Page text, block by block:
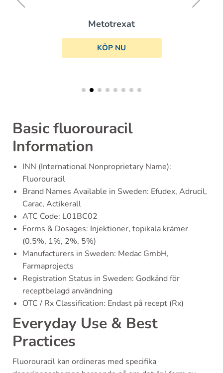
Basic fluorouracil
Information
INN (International Nonproprietary Name):
Fluorouracil
Brand Names Available in Sweden: Efudex, Adrucil,
Carac, Actikerall
ATC Code: L01BC02
Forms & Dosages: Injektioner, topikala krämer
(0.5%, 1%, 2%, 5%)
Manufacturers in Sweden: Medac GmbH,
Farmaprojects
Registration Status in Sweden: Godkänd för
receptbelagd användning
OTC / Rx Classification: Endast på recept (Rx)
Everyday Use & Best
Practices
Fluorouracil kan ordineras med specifika